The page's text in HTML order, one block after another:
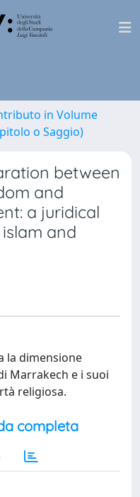
in Volume
o Saggio)
between
and
a juridical
and
la dimensione
Marrakech e i suoi
religiosa.
completa